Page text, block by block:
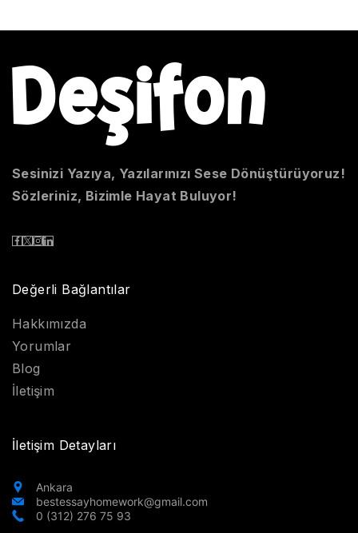
Sesinizi Yazıya, Yazılarınızı Sese Dönüştürüyoruz!
Sözleriniz, Bizimle Hayat Buluyor!
Değerli Bağlantılar
Hakkımızda
Yorumlar
Blog
İletişim
İletişim Detayları
Ankara
bestessayhomework@gmail.com
0 (312) 276 75 93